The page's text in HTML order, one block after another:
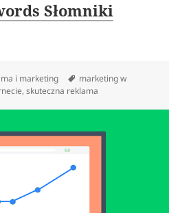
Słomniki
i marketing Tagi
marketing w
,skuteczna reklama